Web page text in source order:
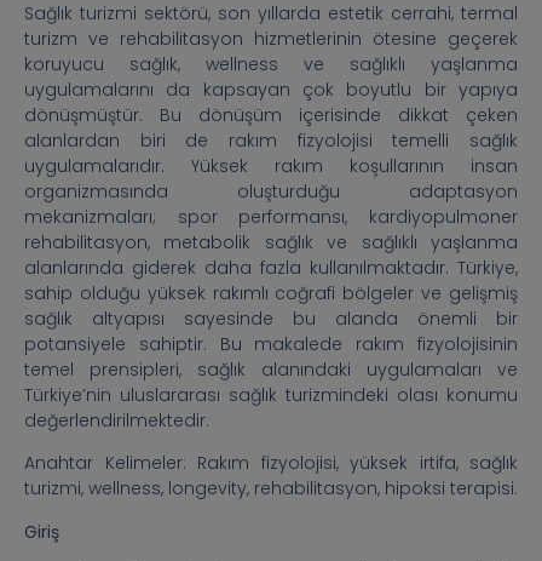
Sağlık turizmi sektörü, son yıllarda estetik cerrahi, termal
turizm ve rehabilitasyon hizmetlerinin ötesine geçerek
koruyucu sağlık, wellness ve sağlıklı yaşlanma
uygulamalarını da kapsayan çok boyutlu bir yapıya
dönüşmüştür. Bu dönüşüm içerisinde dikkat çeken
alanlardan biri de rakım fizyolojisi temelli sağlık
uygulamalarıdır. Yüksek rakım koşullarının insan
organizmasında oluşturduğu adaptasyon
mekanizmaları; spor performansı, kardiyopulmoner
rehabilitasyon, metabolik sağlık ve sağlıklı yaşlanma
alanlarında giderek daha fazla kullanılmaktadır. Türkiye,
sahip olduğu yüksek rakımlı coğrafi bölgeler ve gelişmiş
sağlık altyapısı sayesinde bu alanda önemli bir
potansiyele sahiptir. Bu makalede rakım fizyolojisinin
temel prensipleri, sağlık alanındaki uygulamaları ve
Türkiye’nin uluslararası sağlık turizmindeki olası konumu
değerlendirilmektedir.
Anahtar Kelimeler: Rakım fizyolojisi, yüksek irtifa, sağlık
turizmi, wellness, longevity, rehabilitasyon, hipoksi terapisi.
Giriş